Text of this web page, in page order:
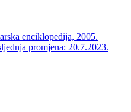
enciklopedija, 2005.
promjena: 20.7.2023.